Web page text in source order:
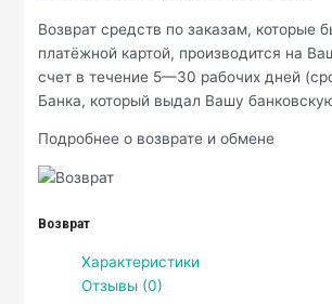
Возврат средств по заказам, которые
платёжной картой, производится на
счет в течение 5—30 рабочих дней
Банка, который выдал Вашу
Подробнее о возврате и обмене
Возврат
Характеристики
Отзывы (0)